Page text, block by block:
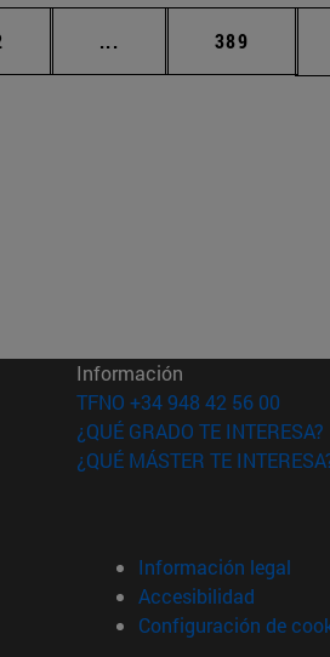
... Páginas intermedias
Página
389
ventana)
ventana)
en nueva ventana)
en nueva ventana)
Información
TFNO +34 948 42 56 00
¿QUÉ GRADO TE INTERESA?
¿QUÉ MÁSTER TE
Información legal
Accesibilidad
Configuración de